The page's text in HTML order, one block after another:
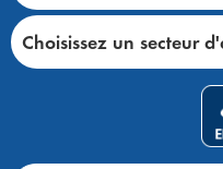
Choisissez un secteur